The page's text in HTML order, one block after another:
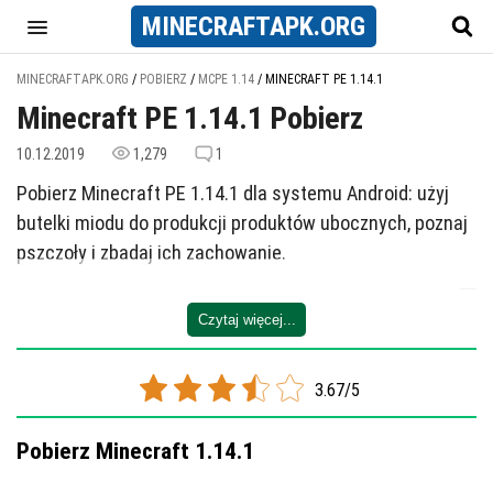
MINECRAFTAPK.ORG
MINECRAFTAPK.ORG / POBIERZ / MCPE 1.14 / MINECRAFT PE 1.14.1
Minecraft PE 1.14.1 Pobierz
10.12.2019 1,279 1
Pobierz Minecraft PE 1.14.1 dla systemu Android: użyj
butelki miodu do produkcji produktów ubocznych, poznaj
pszczoły i zbadaj ich zachowanie.
Jakie interesujące rzeczy pojawiły się
w Minecraft PE 1.14.1?
dodaną w dodatku z pszczołami.
Dodatkowo, w wydaniu zaobserwowano kilka znaczących
Czytaj więcej...
3.67/5
Pobierz Minecraft 1.14.1